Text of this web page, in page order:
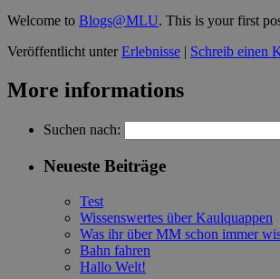
Welcome to Blogs@MLU. This is your first
Veröffentlicht unter Erlebnisse | Schreib einen
More informations
Suchen nach:
Neueste Beiträge
Test
Wissenswertes über Kaulquappen
Was ihr über MM schon immer
Bahn fahren
Hallo Welt!